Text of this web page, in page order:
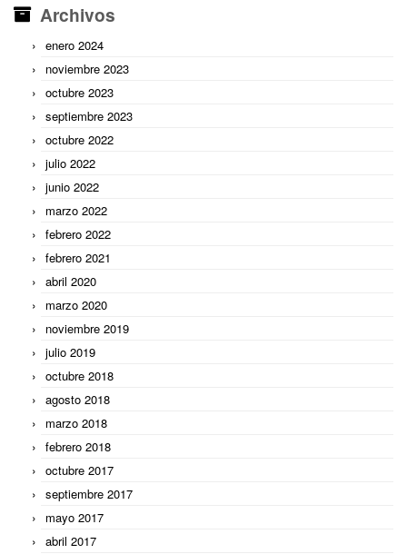
Archivos
enero 2024
noviembre 2023
octubre 2023
septiembre 2023
octubre 2022
julio 2022
junio 2022
marzo 2022
febrero 2022
febrero 2021
abril 2020
marzo 2020
noviembre 2019
julio 2019
octubre 2018
agosto 2018
marzo 2018
febrero 2018
octubre 2017
septiembre 2017
mayo 2017
abril 2017